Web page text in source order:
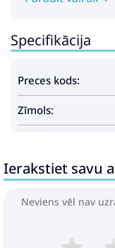
Specifikācija
Preces kods:
Zīmols:
Ierakstiet savu
Neviens vēl nav